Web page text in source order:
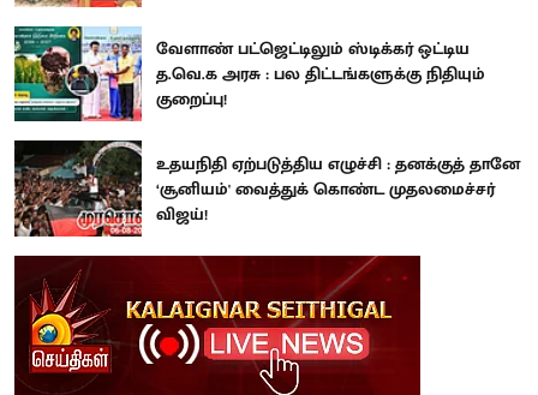
வேளாண் பட்ஜெட்டிலும் ஸ்டிக்கர் ஒட்டிய
த.வெ.க அரசு : பல திட்டங்களுக்கு நிதியும்
குறைப்பு!
உதயநிதி ஏற்படுத்திய எழுச்சி : தனக்குத் தானே
‘சூனியம்' வைத்துக் கொண்ட முதலமைச்சர்
விஜய்!